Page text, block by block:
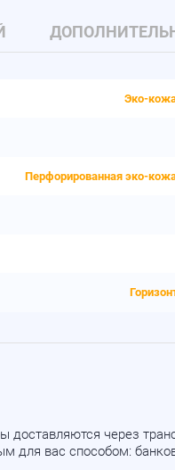
Эко-
Перфорированная эко-
доставляются через
для вас способом: